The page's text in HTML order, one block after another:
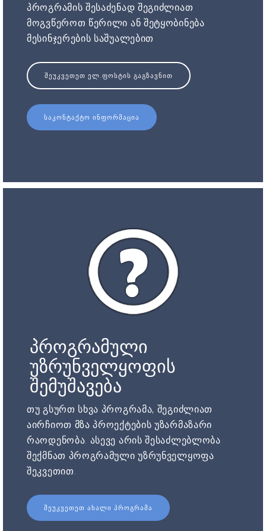
პროგრამის შესაძენად შეგიძლიათ
მოგვწეროთ წერილი ან შეტყობინება
მესინჯერების საშუალებით
ᲨᲔᲣᲙᲕᲔᲗᲔᲗ ᲔᲚ.ᲤᲝᲡᲢᲘᲡ ᲒᲐᲒᲖᲐᲕᲜᲘᲗ
ᲡᲐᲙᲝᲜᲢᲐᲥᲢᲝ ᲘᲜᲤᲝᲠᲛᲐᲪᲘᲐ
პროგრამული
უზრუნველყოფის
შემუშავება
თუ გსურთ სხვა პროგრამა, შეგიძლიათ
აირჩიოთ მზა პროექტების უზარმაზარი
რაოდენობა. ასევე არის შესაძლებლობა
შექმნათ პროგრამული უზრუნველყოფა
შეკვეთით.
ᲨᲔᲣᲙᲕᲔᲗᲔᲗ ᲐᲮᲐᲚᲘ ᲞᲠᲝᲒᲠᲐᲛᲐ